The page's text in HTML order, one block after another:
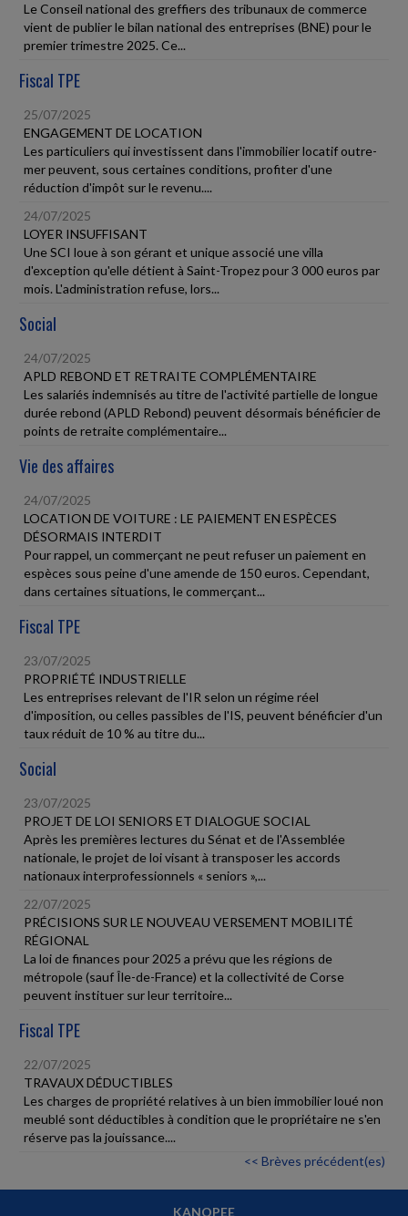
Le Conseil national des greffiers des tribunaux de commerce
vient de publier le bilan national des entreprises (BNE) pour le
premier trimestre 2025. Ce...
Fiscal TPE
25/07/2025
ENGAGEMENT DE LOCATION
Les particuliers qui investissent dans l'immobilier locatif outre-
mer peuvent, sous certaines conditions, profiter d'une
réduction d'impôt sur le revenu....
24/07/2025
LOYER INSUFFISANT
Une SCI loue à son gérant et unique associé une villa
d'exception qu'elle détient à Saint-Tropez pour 3 000 euros par
mois. L'administration refuse, lors...
Social
24/07/2025
APLD REBOND ET RETRAITE COMPLÉMENTAIRE
Les salariés indemnisés au titre de l'activité partielle de longue
durée rebond (APLD Rebond) peuvent désormais bénéficier de
points de retraite complémentaire...
Vie des affaires
24/07/2025
LOCATION DE VOITURE : LE PAIEMENT EN ESPÈCES
DÉSORMAIS INTERDIT
Pour rappel, un commerçant ne peut refuser un paiement en
espèces sous peine d'une amende de 150 euros. Cependant,
dans certaines situations, le commerçant...
Fiscal TPE
23/07/2025
PROPRIÉTÉ INDUSTRIELLE
Les entreprises relevant de l'IR selon un régime réel
d'imposition, ou celles passibles de l'IS, peuvent bénéficier d'un
taux réduit de 10 % au titre du...
Social
23/07/2025
PROJET DE LOI SENIORS ET DIALOGUE SOCIAL
Après les premières lectures du Sénat et de l'Assemblée
nationale, le projet de loi visant à transposer les accords
nationaux interprofessionnels « seniors »,...
22/07/2025
PRÉCISIONS SUR LE NOUVEAU VERSEMENT MOBILITÉ
RÉGIONAL
La loi de finances pour 2025 a prévu que les régions de
métropole (sauf Île-de-France) et la collectivité de Corse
peuvent instituer sur leur territoire...
Fiscal TPE
22/07/2025
TRAVAUX DÉDUCTIBLES
Les charges de propriété relatives à un bien immobilier loué non
meublé sont déductibles à condition que le propriétaire ne s'en
réserve pas la jouissance....
<< Brèves précédent(es)
KANOPEE